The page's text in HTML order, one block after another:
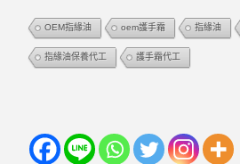
OEM指緣油 oem護手霜 指緣油
指緣油保養代工 護手霜代工